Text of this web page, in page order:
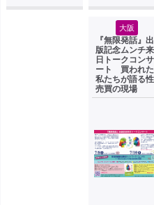
大阪
『無限発話』出
版記念ムンチ来
日トークコンサ
ート 買われた
私たちが語る性
売買の現場